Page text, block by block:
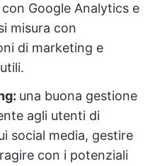
Google Analytics e
misura con
di marketing e
una buona gestione
agli utenti di
social media, gestire
con i potenziali